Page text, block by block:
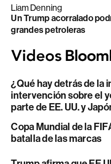
Liam Denning
Un Trump acorralado
grandes petroleras
¿Qué hay detrás de la
intervención sobre el
parte de EE. UU. y
Copa Mundial de la
batalla de las marcas